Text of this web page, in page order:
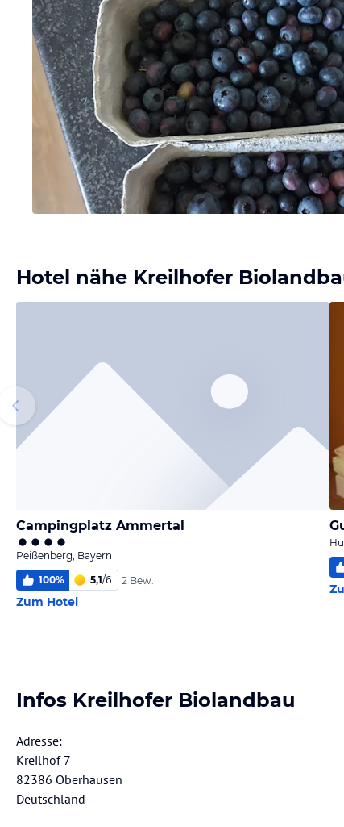
Hotel nähe Kreilhofer
Campingplatz Ammertal
Peißenberg, Bayern
100% 5,1/6 2 Bew.
Zum Hotel
Infos Kreilhofer Biolandbau
Adresse:
Kreilhof 7
82386 Oberhausen
Deutschland